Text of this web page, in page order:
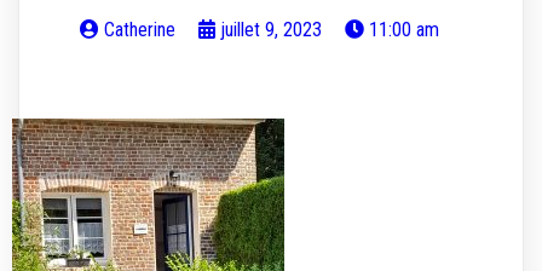
Catherine juillet 9, 2023 11:00 am